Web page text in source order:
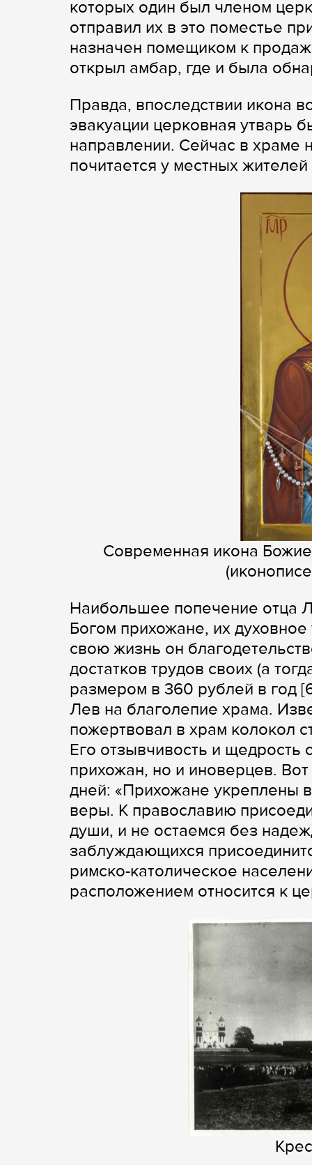
которых один был членом
отправил их в это поместье
назначен помещиком к
открыл амбар, где и была
Правда, впоследствии икона
эвакуации церковная утварь
направлении. Сейчас в храме
почитается у местных
Современная икона
Наибольшее попечение отца
Богом прихожане, их
свою жизнь он
достатков трудов своих (а
размером в 360 рублей в год
Лев на благолепие храма.
пожертвовал в храм колокол
Его отзывчивость и щедрость
прихожан, но и иноверцев.
дней: «Прихожане укреплены
веры. К православию
души, и не остаемся без
заблуждающихся
римско-католическое
расположением относится к